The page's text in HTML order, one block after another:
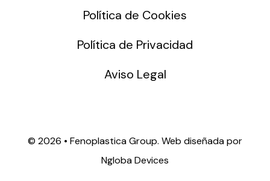
Política de Cookies
Política de Privacidad
Aviso Legal
© 2026 • Fenoplastica Group. Web diseñada por
Ngloba Devices